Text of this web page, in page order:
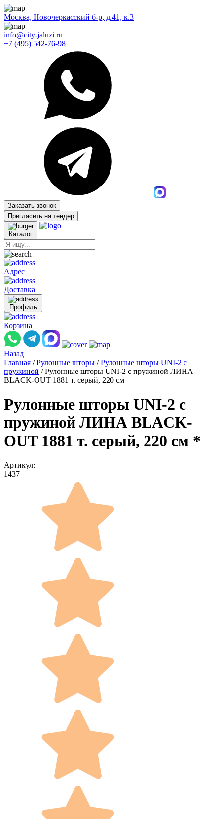
Москва, Новочеркасский б-р, д.41, к.3
info@city-jaluzi.ru
+7 (495) 542-76-98
Заказать звонок
Пригласить на тендер
Каталог
Адрес
Доставка
Профиль
Корзина
Назад
Главная / Рулонные шторы / Рулонные шторы UNI-2 с
пружиной / Рулонные шторы UNI-2 с пружиной ЛИНА
BLACK-OUT 1881 т. серый, 220 см
Рулонные шторы UNI-2 с
пружиной ЛИНА BLACK-
OUT 1881 т. серый, 220 см *
Артикул:
1437